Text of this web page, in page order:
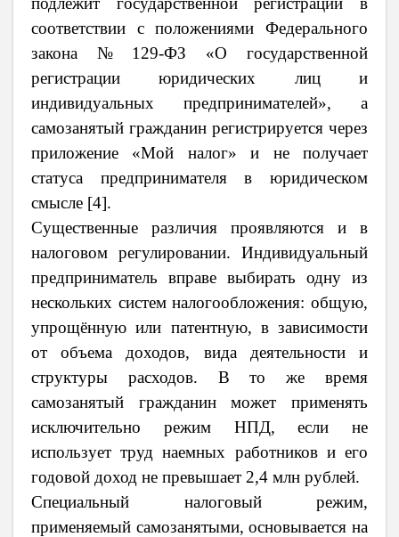
соответствии с положениями Федерального
закона № 129-ФЗ «О государственной
регистрации юридических лиц и
индивидуальных предпринимателей», а
самозанятый гражданин регистрируется через
приложение «Мой налог» и не получает
статуса предпринимателя в юридическом
смысле [4].
Существенные различия проявляются и в
налоговом регулировании. Индивидуальный
предприниматель вправе выбирать одну из
нескольких систем налогообложения: общую,
упрощённую или патентную, в зависимости
от объема доходов, вида деятельности и
структуры расходов. В то же время
самозанятый гражданин может применять
исключительно режим НПД, если не
использует труд наемных работников и его
годовой доход не превышает 2,4 млн рублей.
Специальный налоговый режим,
применяемый самозанятыми, основывается на